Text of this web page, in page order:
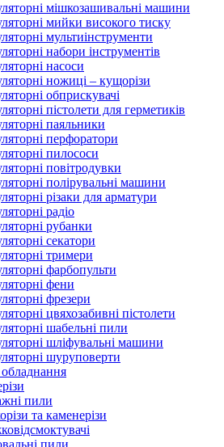
мішкозашивальні машини
мийки високого тиску
мультиінструменти
набори інструментів
насоси
ножиці – кущорізи
обприскувачі
пістолети для герметиків
паяльники
перфоратори
пилососи
повітродувки
полірувальні машини
різаки для арматури
радіо
рубанки
секатори
тримери
фарбопульти
фени
фрезери
цвяхозабивні пістолети
шабельні пили
шліфувальні машини
шуруповерти
пили
та каменерізи
пили